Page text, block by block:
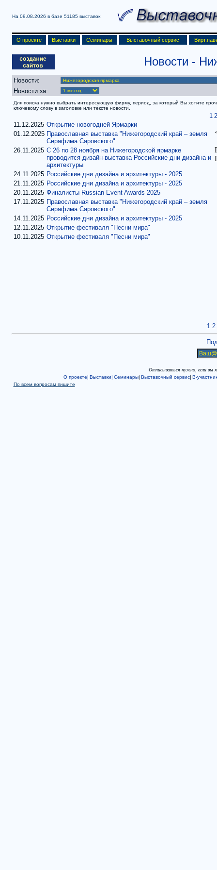
На 09.08.2026 в базе 51185 выставок
О проекте Выставки Семинары Выставочный сервис
Новости -
Новости:
Новости за:
Для поиска нужно выбрать интересующую фирму, период, за который Вы хотите
ключевому слову в заголовке или тексте новости.
1 2
11.12.2025 Открытие новогодней Ярмарки
01.12.2025 Православная выставка "Нижегородский край – земля
Серафима Саровского"
26.11.2025 С 26 по 28 ноября на Нижегородской ярмарке
проводится дизайн-выставка Российские дни дизайна и
архитектуры
24.11.2025 Российские дни дизайна и архитектуры - 2025
21.11.2025 Российские дни дизайна и архитектуры - 2025
20.11.2025 Финалисты Russian Event Awards-2025
17.11.2025 Православная выставка "Нижегородский край – земля
Серафима Саровского"
14.11.2025 Российские дни дизайна и архитектуры - 2025
12.11.2025 Открытие фестиваля "Песни мира"
10.11.2025 Открытие фестиваля "Песни мира"
1 2
Отписываться нужно, если вы
О проекте| Выставки| Семинары| Выставочный сервис| В-
По всем вопросам пишите